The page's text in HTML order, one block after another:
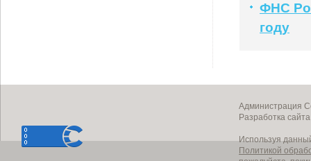
ФНС
году
Администрация
Разработка
Используя
Политикой